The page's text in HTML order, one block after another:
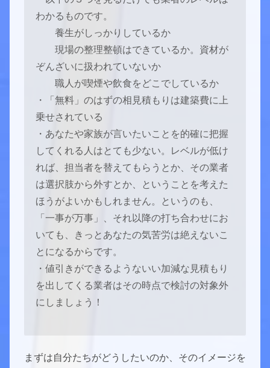
わかるものです。
養生がしっかりしているか
現場の整理整頓はできているか。資材が
ぞんざいに扱われていないか
職人が喫煙や飲食をどこでしているか
・「無料」のはずの相見積もりは建築費に上
乗せされている
・あなたや家族が言いたいことを的確に把握
してくれる人はとても少ない。レベルが低け
れば、担当者を替えてもらうとか、その業者
は選択肢から外すとか、ということを考えた
ほうがよいかもしれません。というのも、
「一事が万事」、それ以降の打ち合わせにお
いても、きっとあなたの気苦労は絶えないこ
とになるからです。
・値引きができるようないい加減な見積もり
を出してくる業者はその時点で検討の対象外
にしましょう！
まずは自分たちがどうしたいのか、そのイメージを